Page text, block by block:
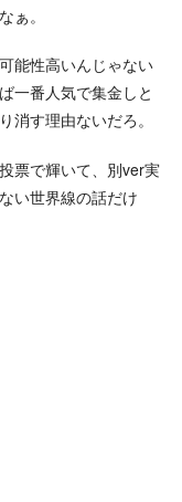
ぁ。
能性高いんじゃない
一番人気で集金しと
す理由ないだろ。
票で輝いて、別ver実
い世界線の話だけ